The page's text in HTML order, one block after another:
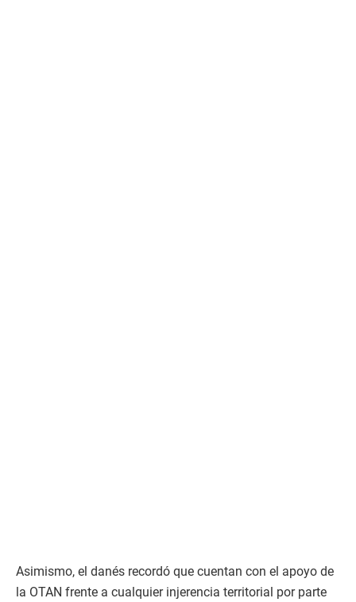
Asimismo, el danés recordó que cuentan con el apoyo de
la OTAN frente a cualquier injerencia territorial por parte